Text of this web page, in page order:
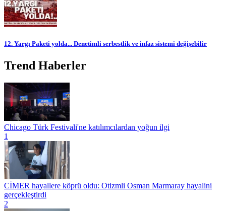
12. Yargı Paketi yolda... Denetimli serbestlik ve infaz sistemi değişebilir
Trend Haberler
Chicago Türk Festivali'ne katılımcılardan yoğun ilgi
1
CİMER hayallere köprü oldu: Otizmli Osman Marmaray hayalini
gerçekleştirdi
2